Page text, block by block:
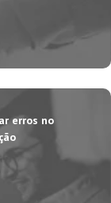
erros no